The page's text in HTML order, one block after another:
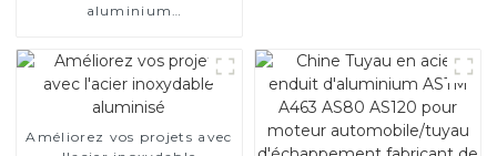
aluminium
d'aluminium de 1,0/1,5/2,0
mm pour système
d'échappement de voiture
Fabricants
Améliorez vos projets avec